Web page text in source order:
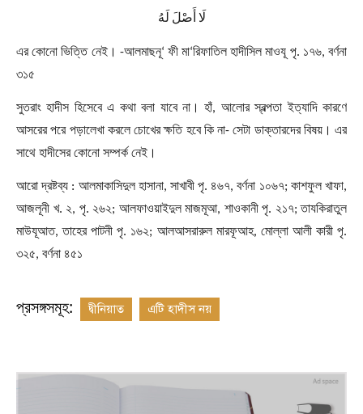
لَا أَصْلَ لَهُ
এর কোনো ভিত্তি নেই। -আলমাছনূ‘ ফী মা‘রিফাতিল হাদীসিল মাওযূ পৃ. ১৭৬,বর্ণনা
৩১৫
সুতরাং হাদীস হিসেবে এ কথা বলা যাবে না। হাঁ, আলোর স্বল্পতা ইত্যাদি কারণে
আসরের পরে পড়ালেখা করলে চোখের ক্ষতি হবে কি না-সেটা ডাক্তারদের বিষয়। এর
সাথে হাদীসের কোনো সম্পর্ক নেই।
আরো দ্রষ্টব্য : আলমাকাসিদুল হাসানা, সাখাবী পৃ. ৪৬৭,বর্ণনা ১০৬৭; কাশফুল খাফা,
আজলূনী খ. ২, পৃ. ২৬২; আলফাওয়াইদুল মাজমূআ, শাওকানী পৃ. ২১৭;তাযকিরাতুল
মাউযূআত,তাহের পাটনী পৃ. ১৬২; আলআসরারুল মারফূআহ, মোল্লা আলী কারী পৃ.
৩২৫, বর্ণনা ৪৫১
প্রসঙ্গসমূহ: দ্বীনিয়াত এটি হাদীস নয়